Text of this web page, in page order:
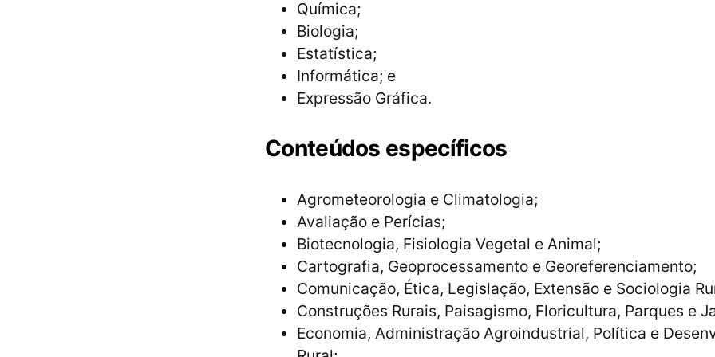
Química;
Biologia;
Estatística;
Informática; e
Expressão Gráfica.
Conteúdos específicos
Agrometeorologia e Climatologia;
Avaliação e Perícias;
Biotecnologia, Fisiologia Vegetal e Animal;
Cartografia, Geoprocessamento e Georeferenciamento;
Comunicação, Ética, Legislação, Extensão e Sociologia
Construções Rurais, Paisagismo, Floricultura, Parques e
Economia, Administração Agroindustrial, Política e